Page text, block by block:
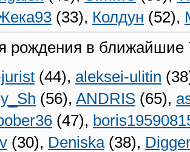
(33), Колдун (52),
рождения в ближайшие
(44), aleksei-ulitin
(56), ANDRIS (65),
(47),
(30), Deniska(38),